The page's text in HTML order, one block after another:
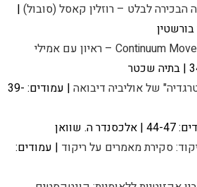
הבכירה לבלט – רוזלין קאסל (סובול) |
רצף בין ממדים: Continuum Movement – ראיון עם אמילי
של אוליביה דיבואה
| עמודים: 39-
ה. שוואן
סקירת מאמרים על ריקוד | עמודים: